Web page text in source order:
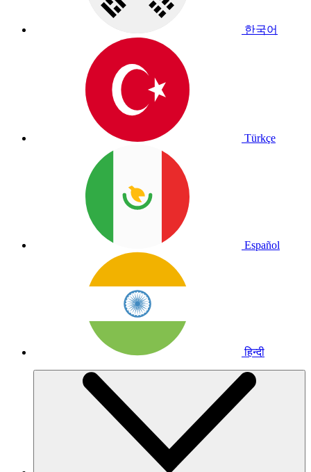
한국어
Türkçe
Español
हिन्दी